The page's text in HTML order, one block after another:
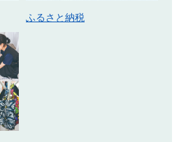
ふるさと納税